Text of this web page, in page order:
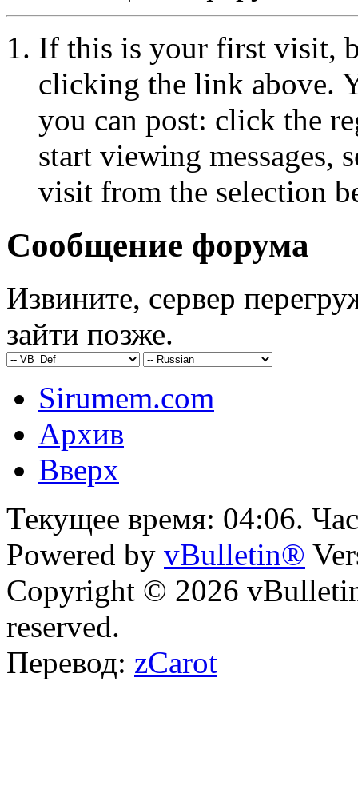
If this is your first visit,
clicking the link above.
you can post: click the
start viewing messages,
visit from the selection
Сообщение форума
Извините, сервер
зайти позже.
Sirumem.com
Архив
Вверх
Текущее время: 04:06.
Powered by vBulletin®
Copyright © 2026
reserved.
Перевод: zCarot